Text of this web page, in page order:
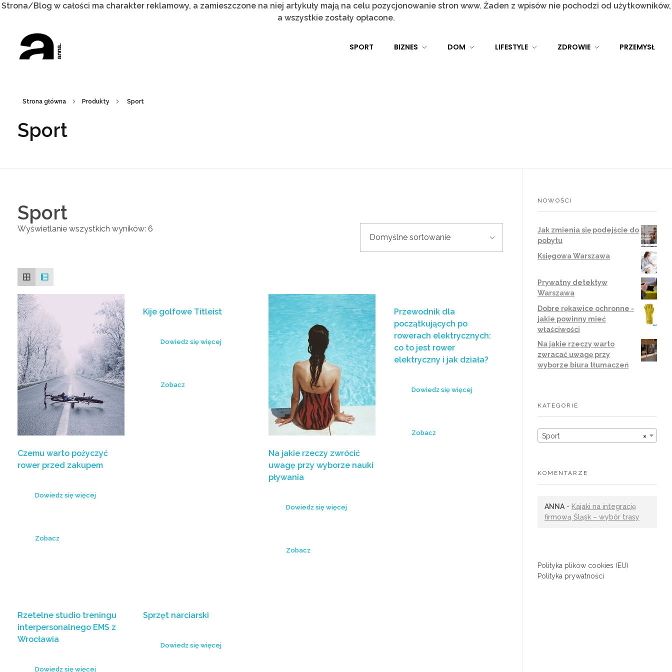
Strona/Blog w całości ma charakter reklamowy, a zamieszczone na niej artykuły mają na celu pozycjonowanie stron www. Żaden z wpisów nie pochodzi od użytkowników,
a wszystkie zostały opłacone.
SPORT BIZNES DOM LIFESTYLE ZDROWIE PRZEMYSŁ
Strona główna Produkty Sport
Sport
Sport
Wyświetlanie wszystkich wyników: 6
Czemu warto pożyczyć
rower przed zakupem
Dowiedz się więcej
Zobacz
Kije golfowe Titleist
Dowiedz się więcej
Zobacz
Na jakie rzeczy zwrócić
uwagę przy wyborze nauki
pływania
Dowiedz się więcej
Zobacz
Przewodnik dla
początkujących po
rowerach elektrycznych:
co to jest rower
elektryczny i jak działa?
Dowiedz się więcej
Zobacz
Rzetelne studio treningu
interpersonalnego EMS z
Wrocławia
Dowiedz się więcej
Sprzęt narciarski
Dowiedz się więcej
NOWOŚCI
Jak zmienia się podejście do
pobytu
Księgowa Warszawa
Prywatny detektyw
Warszawa
Dobre rękawice ochronne -
jakie powinny mieć
właściwości
Na jakie rzeczy warto
zwracać uwagę przy
wyborze biura tłumaczeń
KATEGORIE
×
Sport
KOMENTARZE
ANNA - Kajaki na integrację
firmową Śląsk – wybór trasy
Polityka plików cookies (EU)
Polityka prywatności